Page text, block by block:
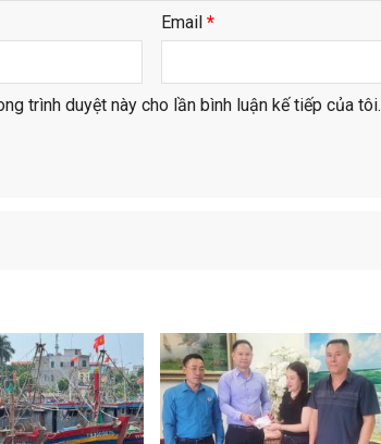
Email*
trình duyệt này cho lần bình luận kế tiếp của tôi.